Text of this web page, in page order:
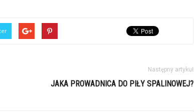
Następny artykuł
JAKA PROWADNICA DO PIŁY SPALINOWEJ?